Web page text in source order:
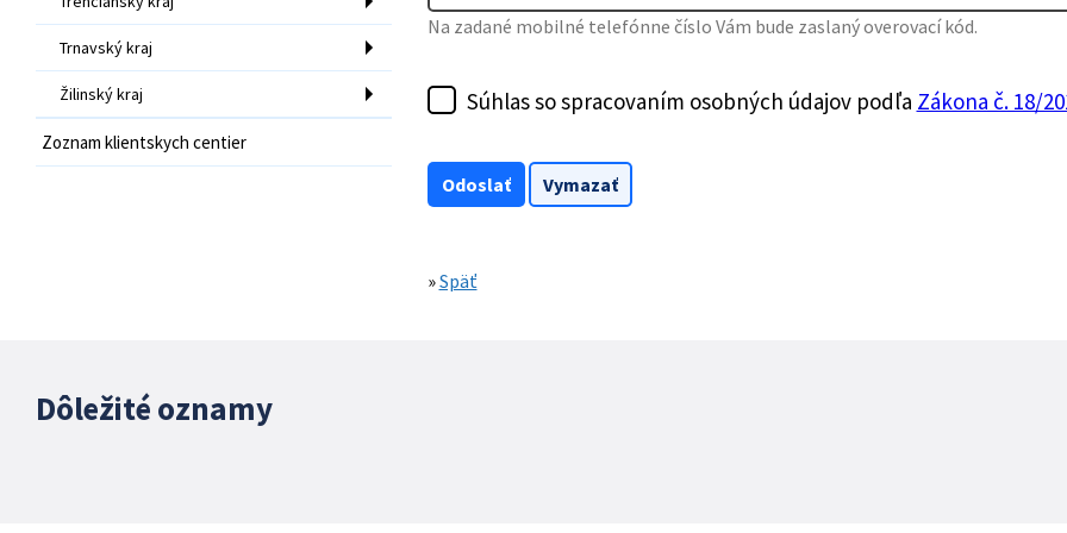
Trnavský kraj
Žilinský kraj
Zoznam klientskych centier
Na zadané mobilné telefónne číslo Vám bude zaslaný overovací kód.
Súhlas so spracovaním osobných údajov podľa Zákona č. 18/
»Späť
Dôležité oznamy